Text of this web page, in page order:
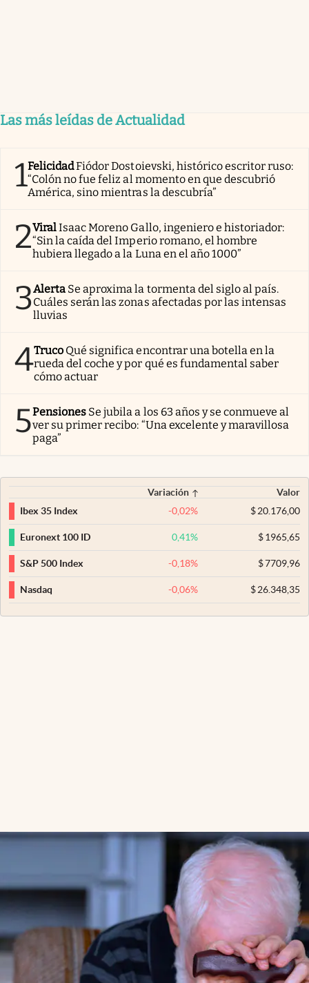
Las más leídas de Actualidad
1FelicidadFiódor Dostoievski, histórico escritor ruso:
“Colón no fue feliz al momento en que descubrió
América, sino mientras la descubría”
2ViralIsaac Moreno Gallo, ingeniero e historiador:
“Sin la caída del Imperio romano, el hombre
hubiera llegado a la Luna en el año 1000”
3Alerta Se aproxima la tormenta del siglo al país.
Cuáles serán las zonas afectadas por las intensas
lluvias
4Truco Qué significa encontrar una botella en la
rueda del coche y por qué es fundamental saber
cómo actuar
5Pensiones Se jubila a los 63 años y se conmueve al
ver su primer recibo: “Una excelente y maravillosa
paga”
Variación
Valor
Ibex 35 Index
-0,02% $20.176,00
Euronext 100 ID 0,41% $1965,65
S&P 500 Index -0,18% $7709,96
Nasdaq -0,06% $26.348,35